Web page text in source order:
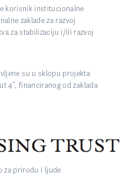
korisnik institucionalne
zaklade za razvoj
za stabilizaciju i/ili razvoj
su u sklopu projekta
4”, financiranog od zaklada
za prirodu i ljude